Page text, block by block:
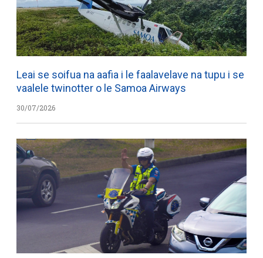
Leai se soifua na aafia i le faalavelave na tupu i se
vaalele twinotter o le Samoa Airways
30/07/2026